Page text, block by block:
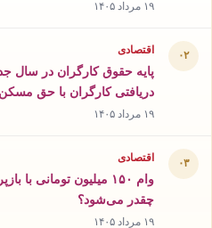
۱۹ مرداد ۱۴۰۵
۰۲ اقتصادی
پایه حقوق کارگران در سال
دریافتی کارگران با حق
۱۹ مرداد ۱۴۰۵
۰۳ اقتصادی
چقدر می‌شود؟
۱۹ مرداد ۱۴۰۵